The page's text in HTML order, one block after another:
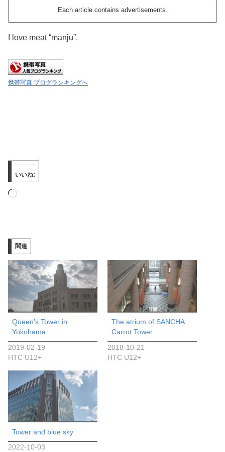
Each article contains advertisements.
I love meat “manju”.
携帯写真 ブログランキングへ
いいね:
読
み
中…
関連
Queen’s Tower in
Yokohama
2019-02-19
HTC U12+
The atrium of SANCHA
Carrot Tower
2018-10-21
HTC U12+
Tower and blue sky
2022-10-03